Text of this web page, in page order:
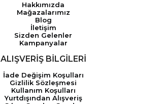
Hakkımızda
Mağazalarımız
Blog
İletişim
Sizden Gelenler
Kampanyalar
ALIŞVERİŞ BİLGİLERİ
İade Değişim Koşulları
Gizlilik Sözleşmesi
Kullanım Koşulları
Yurtdışından Alışveriş